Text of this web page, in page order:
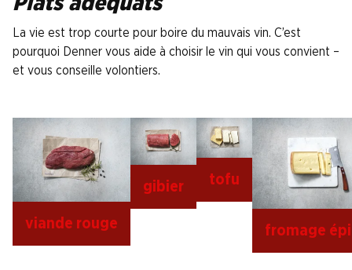
La vie est trop courte pour boire du mauvais vin. C’est
pourquoi Denner vous aide à choisir le vin qui vous convient –
et vous conseille volontiers.
viande rouge
gibier tofu
fromage